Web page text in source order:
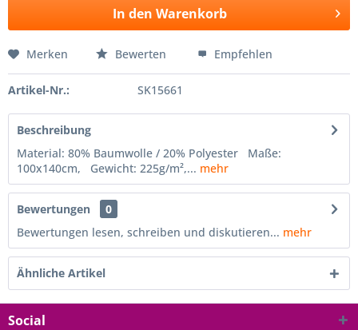
In den Warenkorb
Merken Bewerten Empfehlen
Artikel-Nr.: SK15661
Beschreibung
Material: 80% Baumwolle / 20% Polyester Maße:
100x140cm, Gewicht: 225g/m²,... mehr
Bewertungen
0
Bewertungen lesen, schreiben und diskutieren... mehr
Ähnliche Artikel
Social